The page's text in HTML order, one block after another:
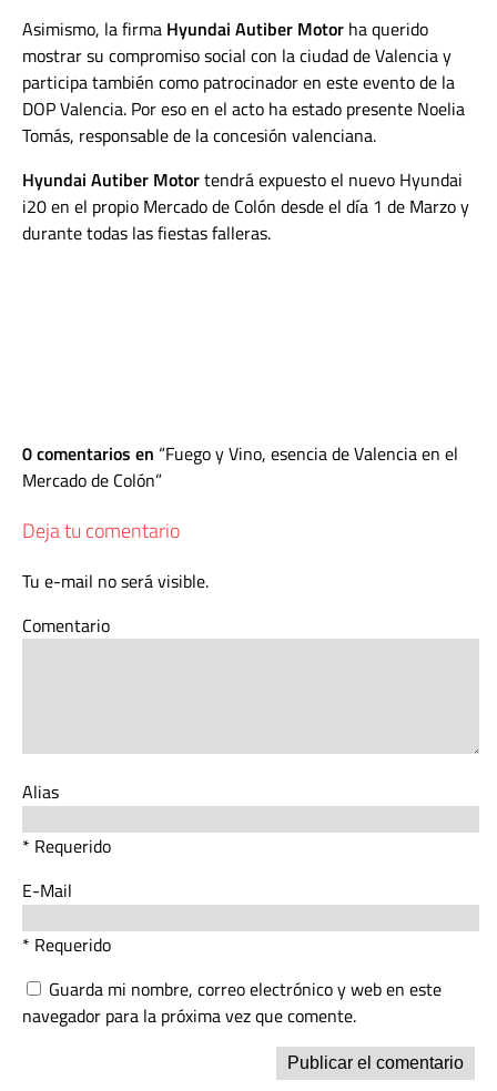
Asimismo, la firma Hyundai Autiber Motor ha querido
mostrar su compromiso social con la ciudad de Valencia y
participa también como patrocinador en este evento de la
DOP Valencia. Por eso en el acto ha estado presente Noelia
Tomás, responsable de la concesión valenciana.
Hyundai Autiber Motortendrá expuesto el nuevo Hyundai
i20 en el propio Mercado de Colón desde el día 1 de Marzo y
durante todas las fiestas falleras.
0 comentarios en Fuego y Vino, esencia de Valencia en el
Mercado de Colón
Deja tu comentario
Tu e-mail no será visible.
Comentario
Alias
* Requerido
E-Mail
* Requerido
Guarda mi nombre, correo electrónico y web en este
navegador para la próxima vez que comente.